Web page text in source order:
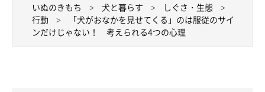
いぬのきもち 犬と暮らす
しぐさ・生態
行動
「犬がおなかを見せてくる」のは服従のサイ
ンだけじゃない！ 考えられる4つの心理